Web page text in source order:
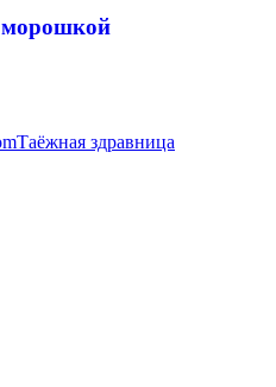
морошкой
Таёжная здравница